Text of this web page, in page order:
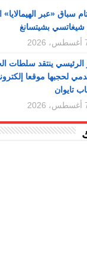
سباق «عبر
بشيتسانغ
2026
الرئيسي ينتقد سلطات
لحجبها موقعا
تايوان
2026